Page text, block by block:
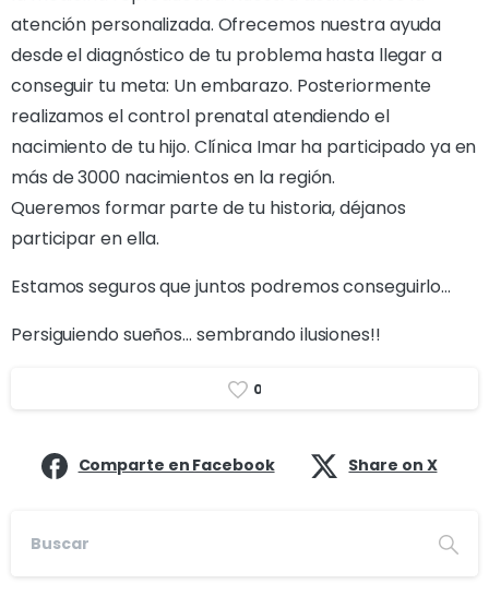
atención personalizada. Ofrecemos nuestra ayuda
desde el diagnóstico de tu problema hasta llegar a
conseguir tu meta: Un embarazo. Posteriormente
realizamos el control prenatal atendiendo el
nacimiento de tu hijo. Clínica Imar ha participado ya en
más de 3000 nacimientos en la región.
Queremos formar parte de tu historia, déjanos
participar en ella.
Estamos seguros que juntos podremos conseguirlo…
Persiguiendo sueños… sembrando ilusiones!!
0
Comparte en Facebook Share on X